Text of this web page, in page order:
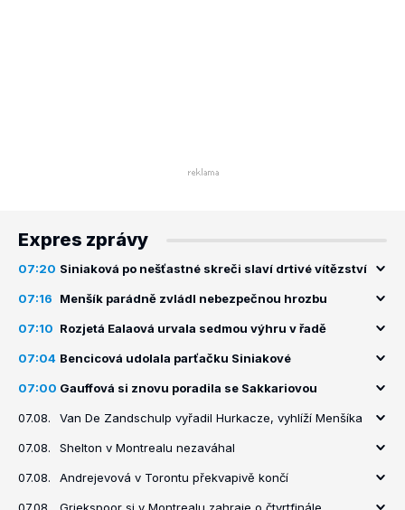
Expres zprávy
07:20 Siniaková po nešťastné skreči slaví drtivé vítězství
07:16 Menšík parádně zvládl nebezpečnou hrozbu
07:10 Rozjetá Ealaová urvala sedmou výhru v řadě
07:04 Bencicová udolala parťačku Siniakové
07:00 Gauffová si znovu poradila se Sakkariovou
07.08. Van De Zandschulp vyřadil Hurkacze, vyhlíží Menšíka
07.08. Shelton v Montrealu nezaváhal
07.08. Andrejevová v Torontu překvapivě končí